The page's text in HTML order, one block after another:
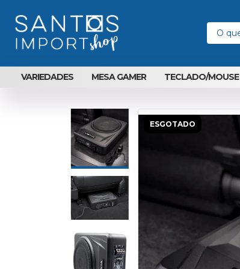
VARIEDADES MESA GAMER TECLADO/MOUSE
ESGOTADO